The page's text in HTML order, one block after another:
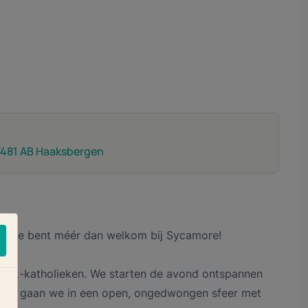
AB Haaksbergen
je bent méér dan welkom bij Sycamore!
katholieken. We starten de avond ontspannen
gaan we in een open, ongedwongen sfeer met